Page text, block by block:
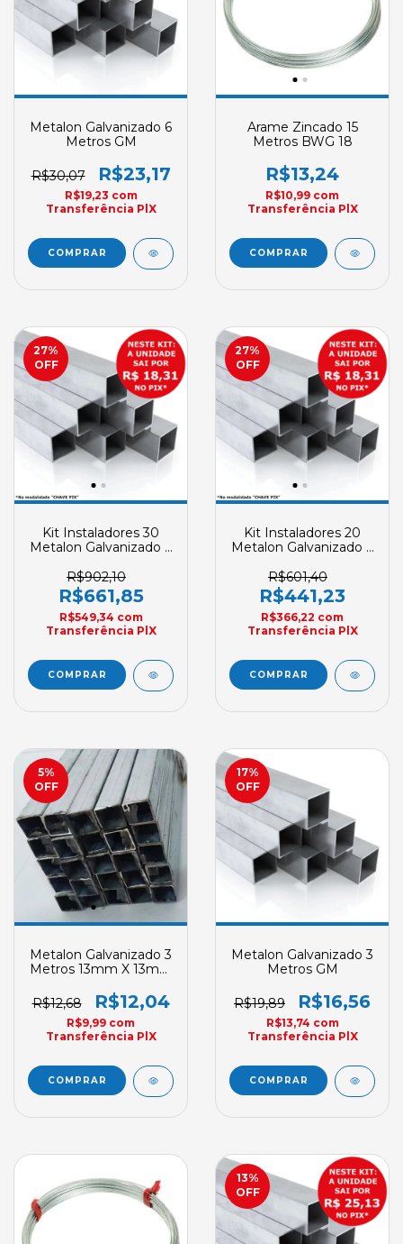
Metalon Galvanizado 6
Metros GM
R$30,07 R$23,17
R$19,23 com
Transferência PlX
Arame Zincado 15
Metros BWG 18
R$13,24
R$10,99 com
Transferência PlX
27%
OFF
Kit Instaladores 30
Metalon Galvanizado 6
R$902,10
R$661,85
R$549,34 com
Transferência PlX
27%
OFF
Kit Instaladores 20
Metalon Galvanizado 6
R$601,40
R$441,23
R$366,22 com
Transferência PlX
5%
OFF
Metalon Galvanizado 3
Metros 13mm X 13mm
R$12,68
R$12,04
R$9,99 com
Transferência PlX
17%
OFF
Metalon Galvanizado 3
Metros GM
R$19,89 R$16,56
R$13,74 com
Transferência PlX
13%
OFF